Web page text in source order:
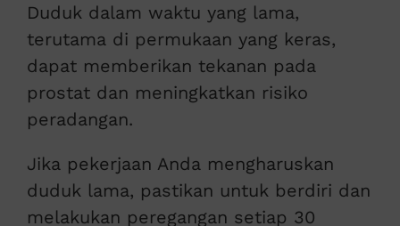
Duduk dalam waktu yang lama,
terutama di permukaan yang keras,
dapat memberikan tekanan pada
prostat dan meningkatkan risiko
peradangan.
Jika pekerjaan Anda mengharuskan
duduk lama, pastikan untuk berdiri dan
melakukan peregangan setiap 30